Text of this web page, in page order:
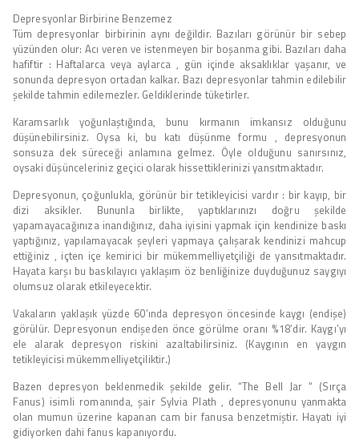
Depresyonlar Birbirine Benzemez
Tüm depresyonlar birbirinin aynı değildir. Bazıları görünür bir sebep
yüzünden olur: Acı veren ve istenmeyen bir boşanma gibi. Bazıları daha
hafiftir : Haftalarca veya aylarca , gün içinde aksaklıklar yaşanır, ve
sonunda depresyon ortadan kalkar. Bazı depresyonlar tahmin edilebilir
şekilde tahmin edilemezler. Geldiklerinde tüketirler.
Karamsarlık yoğunlaştığında, bunu kırmanın imkansız olduğunu
düşünebilirsiniz. Oysa ki, bu katı düşünme formu , depresyonun
sonsuza dek süreceği anlamına gelmez. Öyle olduğunu sanırsınız,
oysaki düşünceleriniz geçici olarak hissettiklerinizi yansıtmaktadır.
Depresyonun, çoğunlukla, görünür bir tetikleyicisi vardır : bir kayıp, bir
dizi aksikler. Bununla birlikte, yaptıklarınızı doğru şekilde
yapamayacağınıza inandığınız, daha iyisini yapmak için kendinize baskı
yaptığınız, yapılamayacak şeyleri yapmaya çalışarak kendinizi mahcup
ettiğiniz , içten içe kemirici bir mükemmelliyetçiliği de yansıtmaktadır.
Hayata karşı bu baskılayıcı yaklaşım öz benliğinize duyduğunuz saygıyı
olumsuz olarak etkileyecektir.
Vakaların yaklaşık yüzde 60’ında depresyon öncesinde kaygı (endişe)
görülür. Depresyonun endişeden önce görülme oranı %18’dir. Kaygı’yı
ele alarak depresyon riskini azaltabilirsiniz. (Kaygının en yaygın
tetikleyicisi mükemmelliyetçiliktir.)
Bazen depresyon beklenmedik şekilde gelir. “The Bell Jar “ (Sırça
Fanus) isimli romanında, şair Sylvia Plath , depresyonunu yanmakta
olan mumun üzerine kapanan cam bir fanusa benzetmiştir. Hayatı iyi
gidiyorken dahi fanus kapanıyordu.